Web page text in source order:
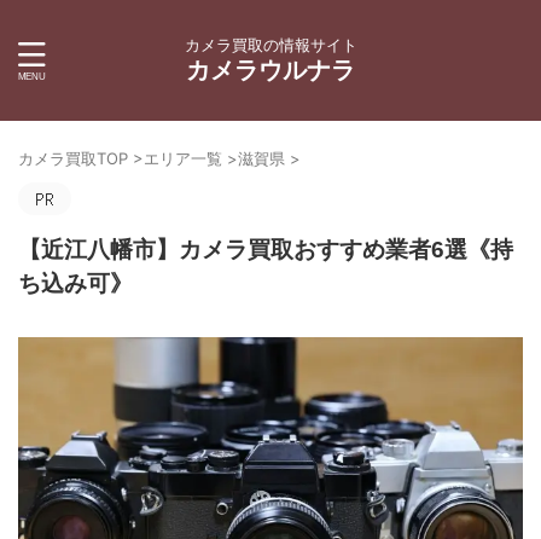
カメラ買取の情報サイト
カメラウルナラ
カメラ買取TOP >エリア一覧 >滋賀県 >
【近江八幡市】カメラ買取おすすめ業者6選《持
ち込み可》